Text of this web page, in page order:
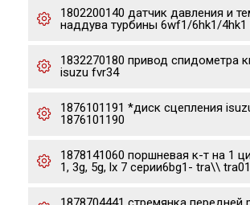
1802200140 датчик давления и
наддува турбины 6wf1/6hk1/
1832270180 привод спидометра
isuzu fvr34
1876101191 *диск сцепления
1876101190
1878141060 поршневая к-т на 1
1, 3g, 5g, lx 7 серии6bg1- tra\\